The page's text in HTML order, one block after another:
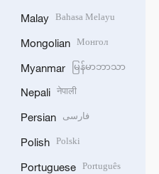
Malay Bahasa Melayu
Mongolian Монгол
Myanmar မြန်မာဘာသာ
Nepali नेपाली
Persian فارسی
Polish Polski
Portuguese Português